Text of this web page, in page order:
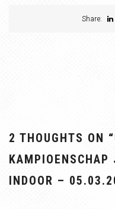
Share:
2 THOUGHTS ON “
KAMPIOENSCHAP
INDOOR –